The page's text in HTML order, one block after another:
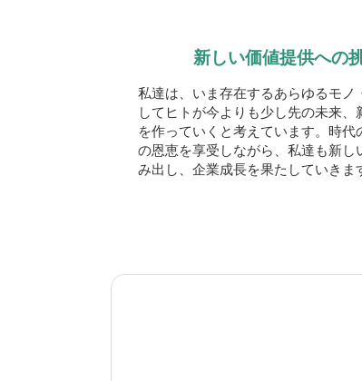
新しい価値提供への
私達は、いま存在するあらゆるモノ
してヒトが今よりも少し先の未来、
を作っていくと考えています。時代
の恩恵を享受しながら、私達も新し
み出し、企業成長を果たしていきま